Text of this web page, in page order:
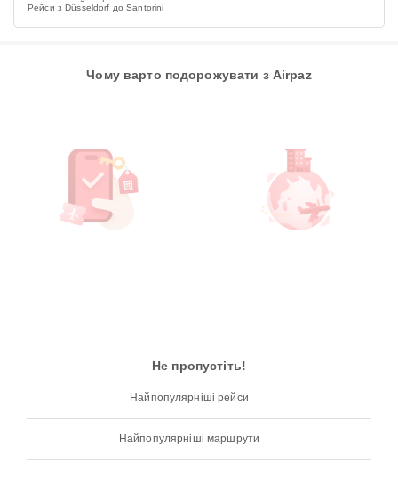
Рейси з Düsseldorf до Santorini
Чому варто подорожувати з Airpaz
Не пропустіть!
Найпопулярніші рейси
Найпопулярніші маршрути